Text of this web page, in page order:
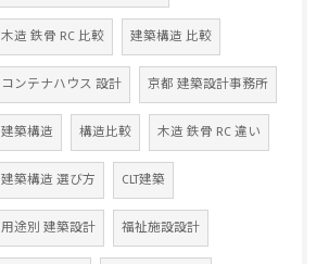
木造 鉄骨 RC 比較 建築構造 比較
コンテナハウス 設計 京都 建築設計事務所
建築構造 構造比較 木造 鉄骨 RC 違い
建築構造 選び方 CLT建築
用途別 建築設計 福祉施設設計